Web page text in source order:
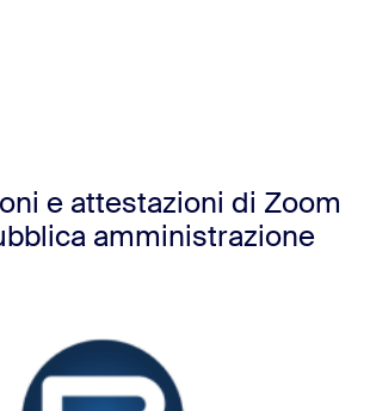
e attestazioni di Zoom
amministrazione